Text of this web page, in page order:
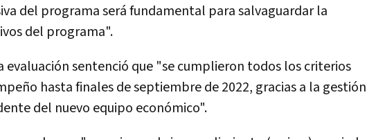
del programa será fundamental para salvaguardar la
del programa".
evaluación sentenció que "se cumplieron todos los criterios
hasta finales de septiembre de 2022, gracias a la gestión
del nuevo equipo económico".